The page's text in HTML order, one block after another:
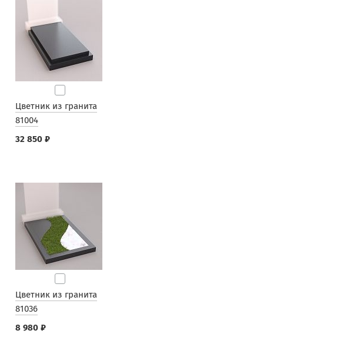
Цветник из гранита
81004
32 850 ₽
Цветник из гранита
81036
8 980 ₽